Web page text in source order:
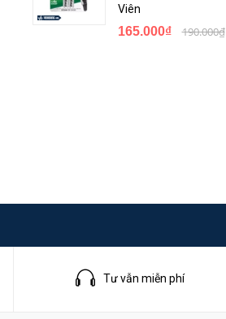
Viên
165.000₫ 190.000₫
Tư vẫn miễn phí